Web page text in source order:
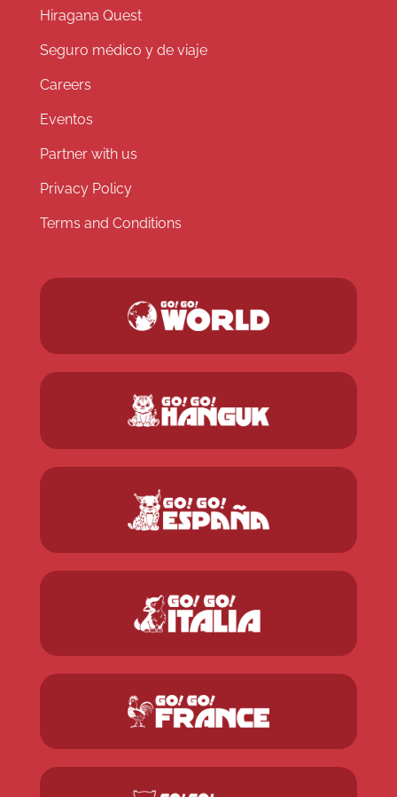
Hiragana Quest
Seguro médico y de viaje
Careers
Eventos
Partner with us
Privacy Policy
Terms and Conditions